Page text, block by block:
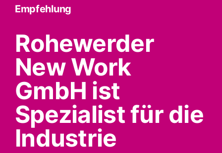
Empfehlung
Rohewerder
New Work
GmbH ist
Spezialist für die
Industrie